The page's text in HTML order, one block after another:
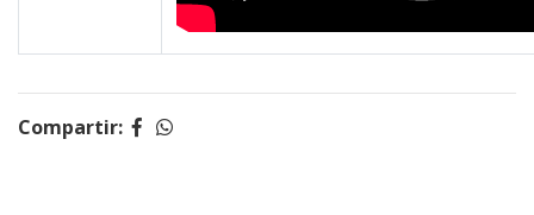
Compartir: